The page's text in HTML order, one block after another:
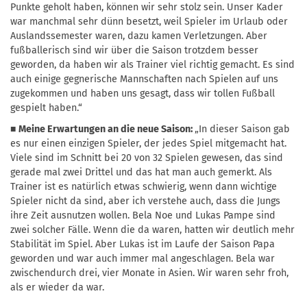
Punkte geholt haben, können wir sehr stolz sein. Unser Kader
war manchmal sehr dünn besetzt, weil Spieler im Urlaub oder
Auslandssemester waren, dazu kamen Verletzungen. Aber
fußballerisch sind wir über die Saison trotzdem besser
geworden, da haben wir als Trainer viel richtig gemacht. Es sind
auch einige gegnerische Mannschaften nach Spielen auf uns
zugekommen und haben uns gesagt, dass wir tollen Fußball
gespielt haben.“
■ Meine Erwartungen an die neue Saison: „In dieser Saison gab
es nur einen einzigen Spieler, der jedes Spiel mitgemacht hat.
Viele sind im Schnitt bei 20 von 32 Spielen gewesen, das sind
gerade mal zwei Drittel und das hat man auch gemerkt. Als
Trainer ist es natürlich etwas schwierig, wenn dann wichtige
Spieler nicht da sind, aber ich verstehe auch, dass die Jungs
ihre Zeit ausnutzen wollen. Bela Noe und Lukas Pampe sind
zwei solcher Fälle. Wenn die da waren, hatten wir deutlich mehr
Stabilität im Spiel. Aber Lukas ist im Laufe der Saison Papa
geworden und war auch immer mal angeschlagen. Bela war
zwischendurch drei, vier Monate in Asien. Wir waren sehr froh,
als er wieder da war.